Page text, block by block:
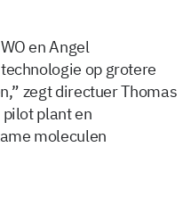
en Angel
op grotere
zegt directuer Thomas
plant en
moleculen